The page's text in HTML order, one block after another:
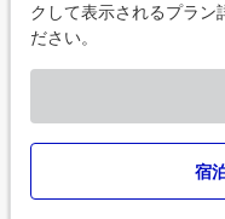
クして表示されるプラン
ださい。
宿